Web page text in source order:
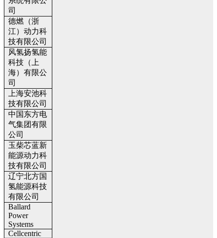
司
德燃（浙
江）动力科
技有限公司
风氢扬氢能
科技（上
海）有限公
司
上海安池科
技有限公司
中国东方电
气集团有限
公司
玉柴芯蓝新
能源动力科
技有限公司
辽宁北方国
氢能源科技
有限公司
Ballard
Power
Systems
Cellcentric